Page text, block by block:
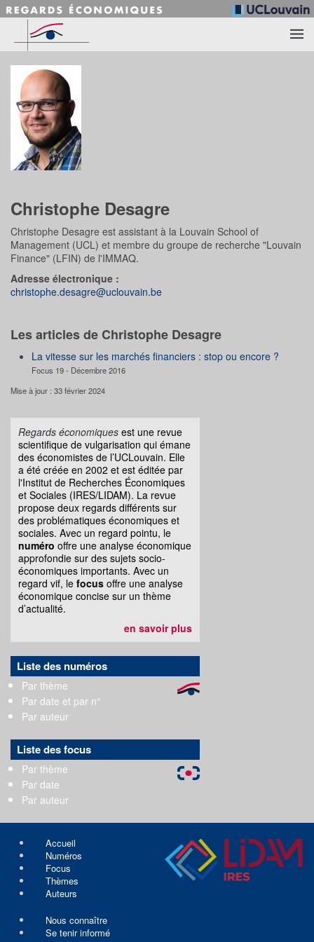
Accéder au contenu principal
Christophe Desagre
Christophe Desagre est assistant à la Louvain School of
Management (UCL) et membre du groupe de recherche "Louvain
Finance" (LFIN) de l'IMMAQ.
Adresse électronique :
christophe.desagre@uclouvain.be
Les articles de Christophe Desagre
La vitesse sur les marchés financiers : stop ou encore ?
Focus 19 - Décembre 2016
Mise à jour : 33 février 2024
Regards économiques est une revue
scientifique de vulgarisation qui émane
des économistes de l’UCLouvain. Elle
a été créée en 2002 et est éditée par
l'Institut de Recherches Économiques
et Sociales (IRES/LIDAM). La revue
propose deux regards différents sur
des problématiques économiques et
sociales. Avec un regard pointu, le
numéro offre une analyse économique
approfondie sur des sujets socio-
économiques importants. Avec un
regard vif, le focus offre une analyse
économique concise sur un thème
d’actualité.
en savoir plus
Liste des numéros
Par thème
Par date et par n°
Par auteur
Liste des focus
Par thème
Par date
Par auteur
Accueil
Numéros
Focus
Thèmes
Auteurs
Nous connaître
Se tenir informé